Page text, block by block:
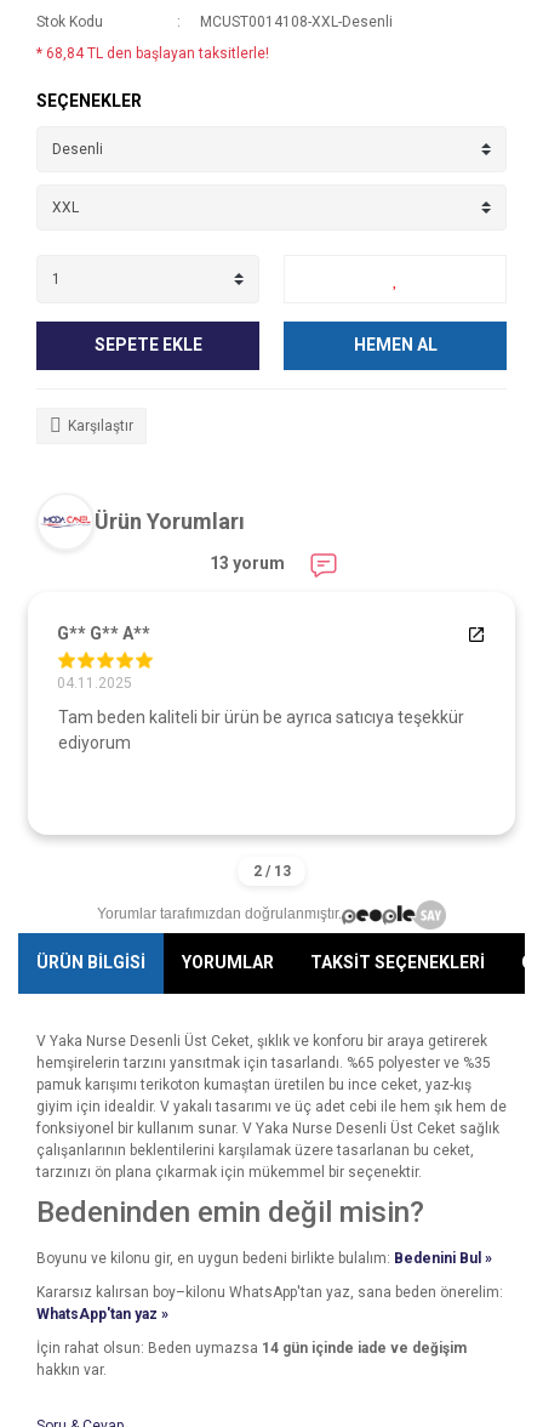
Stok Kodu
MCUST0014108-XXL-Desenli
* 68,84 TL den başlayan taksitlerle!
SEÇENEKLER
SEPETE EKLE HEMEN AL
Karşılaştır
Ürün Yorumları
13 yorum
G** G** A**
04.11.2025
Tam beden kaliteli bir ürün be ayrıca satıcıya teşekkür
ediyorum
Yorumlar tarafımızdan doğrulanmıştır.
ÜRÜN BİLGİSİ YORUMLAR TAKSİT SEÇENEKLERİ
V Yaka Nurse Desenli Üst Ceket, şıklık ve konforu bir araya getirerek
hemşirelerin tarzını yansıtmak için tasarlandı. %65 polyester ve %35
pamuk karışımı terikoton kumaştan üretilen bu ince ceket, yaz-kış
giyim için idealdir. V yakalı tasarımı ve üç adet cebi ile hem şık hem de
fonksiyonel bir kullanım sunar. V Yaka Nurse Desenli Üst Ceket sağlık
çalışanlarının beklentilerini karşılamak üzere tasarlanan bu ceket,
tarzınızı ön plana çıkarmak için mükemmel bir seçenektir.
Bedeninden emin değil misin?
Boyunu ve kilonu gir, en uygun bedeni birlikte bulalım: Bedenini Bul »
Kararsız kalırsan boy–kilonu WhatsApp'tan yaz, sana beden önerelim:
WhatsApp'tan yaz »
İçin rahat olsun: Beden uymazsa 14 gün içinde iade ve değişim
hakkın var.